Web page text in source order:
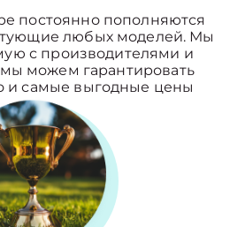
постоянно пополняются
любых моделей. Мы
с производителями и
можем гарантировать
и самые выгодные цены